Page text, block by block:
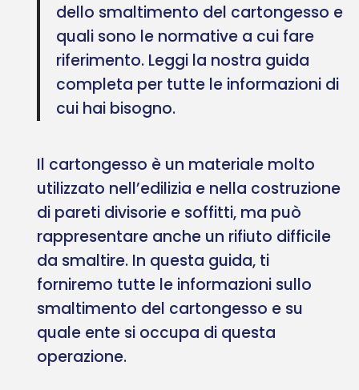
dello smaltimento del cartongesso e
quali sono le normative a cui fare
riferimento. Leggi la nostra guida
completa per tutte le informazioni di
cui hai bisogno.
Il cartongesso è un materiale molto
utilizzato nell’edilizia e nella costruzione
di pareti divisorie e soffitti, ma può
rappresentare anche un rifiuto difficile
da smaltire. In questa guida, ti
forniremo tutte le informazioni sullo
smaltimento del cartongesso e su
quale ente si occupa di questa
operazione.